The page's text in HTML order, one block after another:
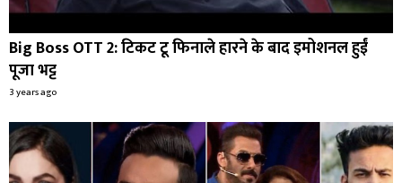
Big Boss OTT 2: टिकट टू फिनाले हारने के बाद इमोशनल हुईं
पूजा भट्ट
3 years ago